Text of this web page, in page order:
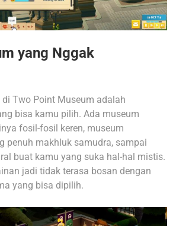
yang Nggak
Two Point Museum adalah
bisa kamu pilih. Ada museum
fosil-fosil keren, museum
penuh makhluk samudra, sampai
buat kamu yang suka hal-hal mistis.
jadi tidak terasa bosan dengan
yang bisa dipilih.